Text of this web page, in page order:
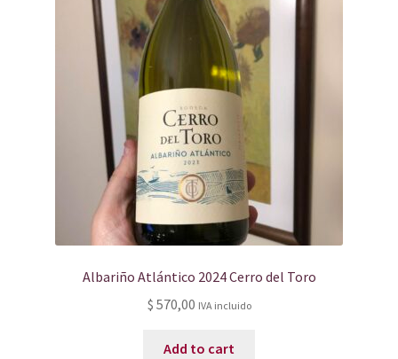
Albariño Atlántico 2024 Cerro del Toro
$ 570,00 IVA incluido
Add to cart